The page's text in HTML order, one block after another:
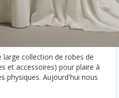
large collection de robes de
et accessoires) pour plaire à
physiques. Aujourd'hui nous